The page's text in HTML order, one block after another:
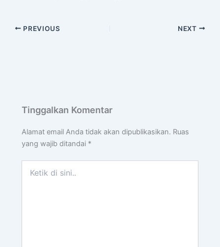
PREVIOUS NEXT
Tinggalkan Komentar
Alamat email Anda tidak akan dipublikasikan. Ruas
yang wajib ditandai *